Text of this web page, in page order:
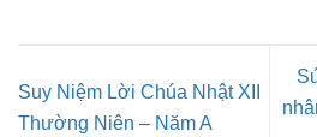
Suy Niệm Lời Chúa Nhật XII
Thường Niên – Năm A